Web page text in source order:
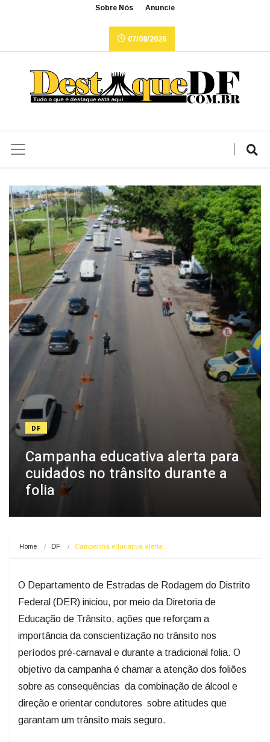
Sobre Nós Anuncie
07/08/2026
DF
Campanha educativa alerta para
cuidados no trânsito durante a
folia
Home DF Campanha educativa alerta…
O Departamento de Estradas de Rodagem do Distrito
Federal (DER) iniciou, por meio da Diretoria de
Educação de Trânsito, ações que reforçam a
importância da conscientização no trânsito nos
períodos pré-carnaval e durante a tradicional folia. O
objetivo da campanha é chamar a atenção dos foliões
sobre as consequências da combinação de álcool e
direção e orientar condutores sobre atitudes que
garantam um trânsito mais seguro.